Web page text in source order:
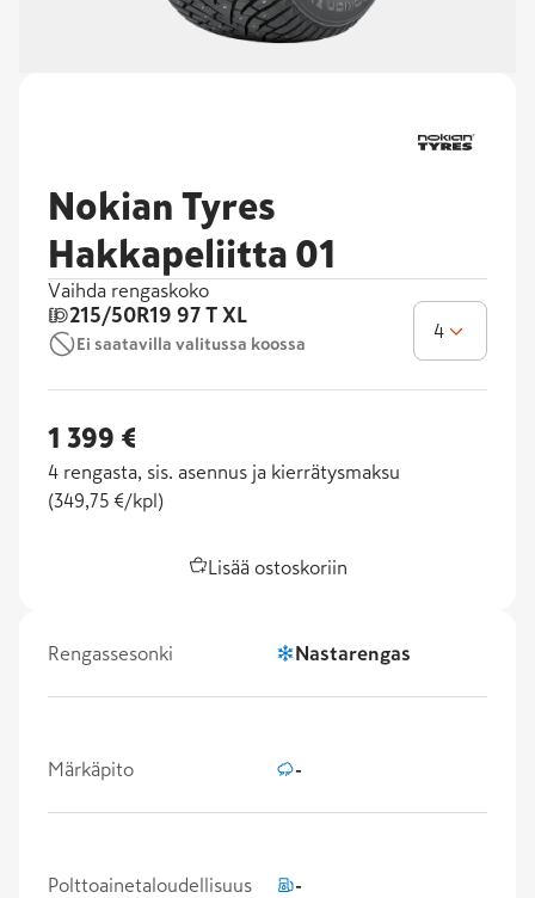
Nokian Tyres
Hakkapeliitta 01
Vaihda rengaskoko
215/50R19 97 T XL
Ei saatavilla valitussa koossa
4
1 399 €
4 rengasta, sis. asennus ja kierrätysmaksu
(349,75 €/kpl )
Lisää ostoskoriin
Rengassesonki Nastarengas
Märkäpito -
Polttoainetaloudellisuus -